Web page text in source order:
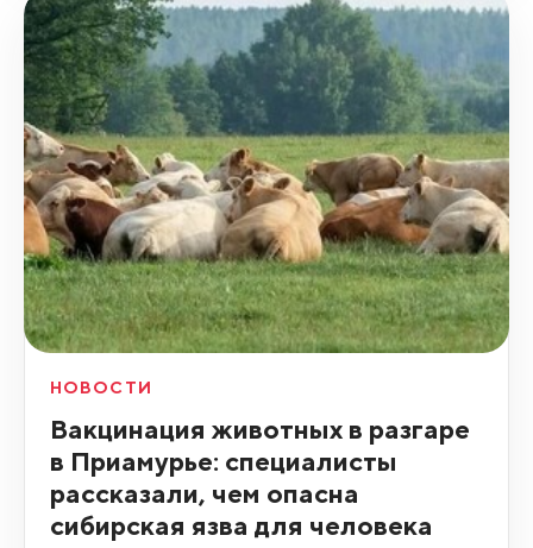
НОВОСТИ
Вакцинация животных в разгаре
в Приамурье: специалисты
рассказали, чем опасна
сибирская язва для человека